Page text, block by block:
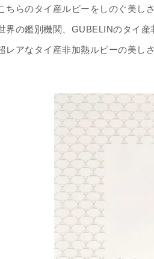
ちらのタイ産ルビーをしのぐ美し
界の鑑別機関、GUBELINのタイ
レアなタイ産非加熱ルビーの美し